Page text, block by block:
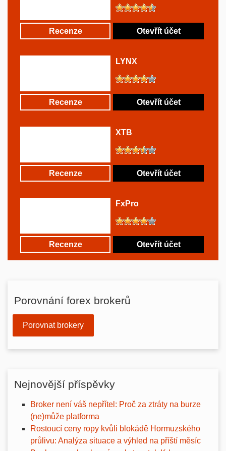
Recenze Otevřít účet
LYNX
Recenze Otevřít účet
XTB
Recenze Otevřít účet
FxPro
Recenze Otevřít účet
Porovnání forex brokerů
Porovnat brokery
Nejnovější příspěvky
Broker není váš nepřítel: Proč za ztráty na burze
(ne)může platforma
Rostoucí ceny ropy kvůli blokádě Hormuzského
průlivu: Analýza situace a výhled na příští měsíc